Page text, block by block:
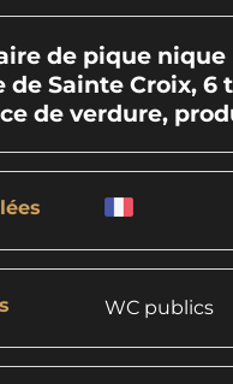
de pique
de Sainte Croix,
de verdure,
WC publics